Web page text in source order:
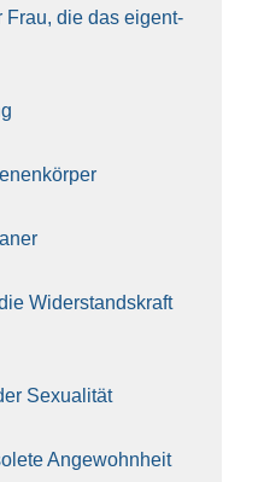
Frau, die das eigent­
Wider­stands­kraft
Sexua­li­tät
An‍ge‍wohn‍heit